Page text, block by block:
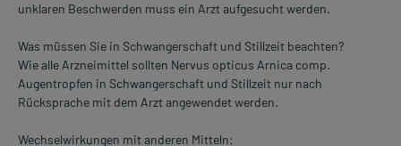
unklaren Beschwerden muss ein Arzt aufgesucht werden.
Was müssen Sie in Schwangerschaft und Stillzeit beachten?
Wie alle Arzneimittel sollten Nervus opticus Arnica comp.
Augentropfen in Schwangerschaft und Stillzeit nur nach
Rücksprache mit dem Arzt angewendet werden.
Wechselwirkungen mit anderen Mitteln: